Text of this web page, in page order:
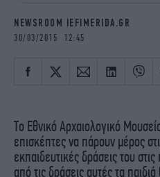
OSCARS
NEWSROOM IEFIMERIDA.GR
30/03/2015 12:45
Tο Εθνικό Αρχαιολογικό
επισκέπτες να πάρουν μέρος
εκπαιδευτικές δράσεις του
από τις δράσεις αυτές τα